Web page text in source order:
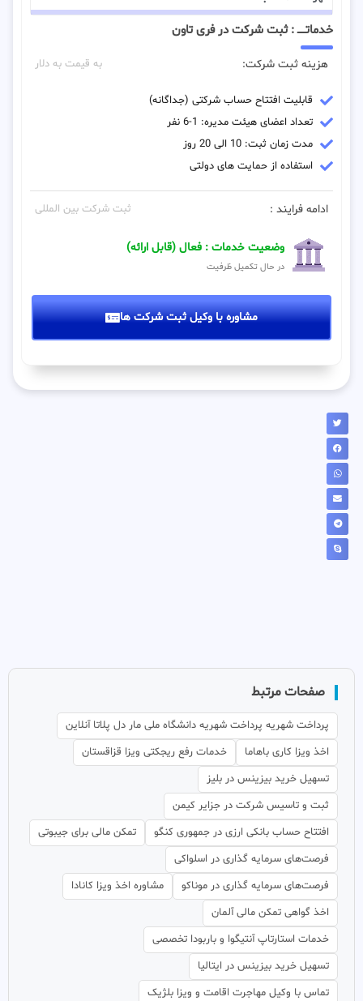
خدماتـــــ : ثبت شرکت در فری تاون
هزینه ثبت شرکت: به قیمت به دلار
قابلیت افتتاح حساب شرکتی (جداگانه)
تعداد اعضای هیئت مدیره: 1-6 نفر
مدت زمان ثبت: 10 الی 20 روز
استفاده از حمایت های دولتی
ادامه فرایند : ثبت شرکت بین المللی
وضعیت خدمات : فعال (قابل ارائه)
در حال تکمیل ظرفیت
مشاوره با وکیل ثبت شرکت ها
صفحات مرتبط
پرداخت شهریه پرداخت شهریه دانشگاه ملی مار دل پلاتا آنلاین
اخذ ویزا کاری باهاما
خدمات رفع ریجکتی ویزا قزاقستان
تسهیل خرید بیزینس در بلیز
ثبت و تاسیس شرکت در جزایر کیمن
افتتاح حساب بانکی ارزی در جمهوری کنگو
تمکن مالی برای جیبوتی
فرصت‌های سرمایه گذاری در اسلواکی
فرصت‌های سرمایه گذاری در موناکو
مشاوره اخذ ویزا کانادا
اخذ گواهی تمکن مالی آلمان
خدمات استارتاپ آنتیگوا و باربودا تخصصی
تسهیل خرید بیزینس در ایتالیا
تماس با وکیل مهاجرت اقامت و ویزا بلژیک